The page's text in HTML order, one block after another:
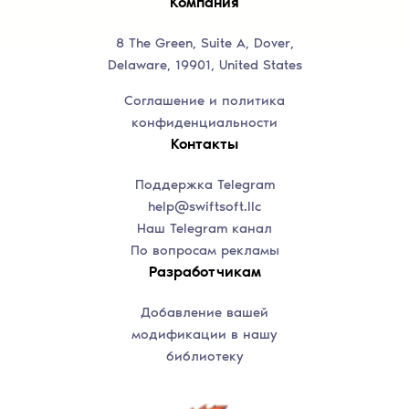
8 The Green, Suite A, Dover,
Delaware, 19901, United States
Соглашение и политика
конфиденциальности
Контакты
Поддержка Telegram
help@swiftsoft.llc
Наш Telegram канал
По вопросам рекламы
Разработчикам
Добавление вашей
модификации в нашу
библиотеку